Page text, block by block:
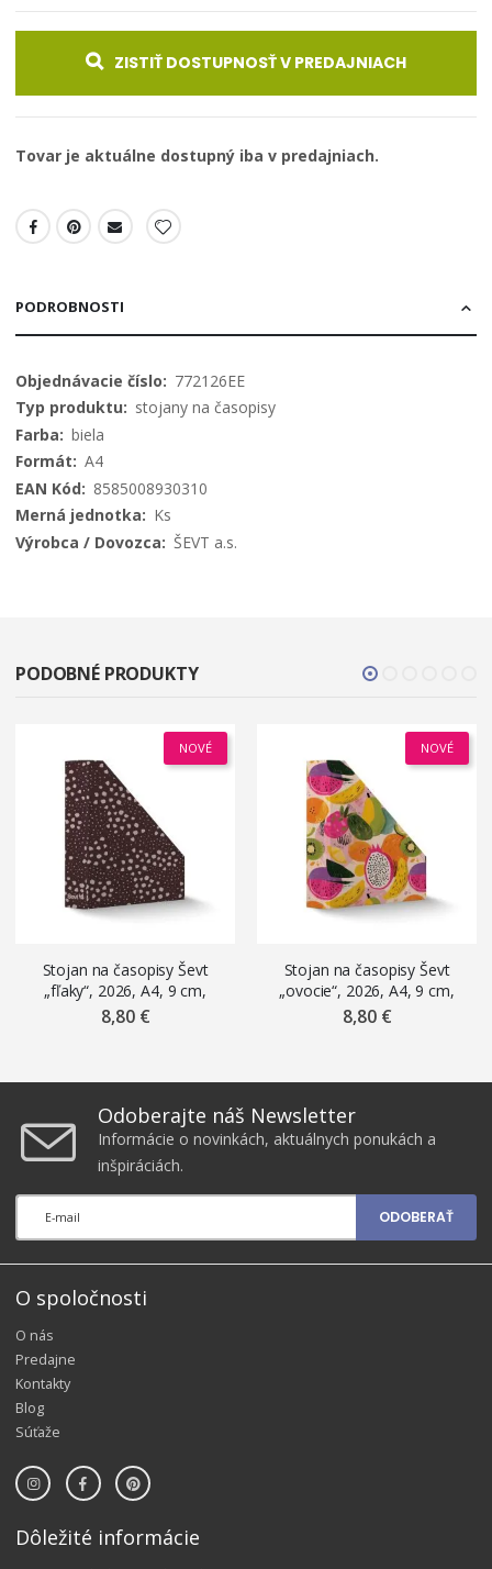
ZISTIŤ DOSTUPNOSŤ V PREDAJNIACH
Tovar je aktuálne dostupný iba v predajniach.
PODROBNOSTI
Viac
informácií
772126EE
stojany na časopisy
biela
A4
8585008930310
Ks
ŠEVT a.s.
PODOBNÉ PRODUKTY
NOVÉ
Stojan na časopisy Ševt
„fľaky“, 2026, A4, 9 cm,
laminovaný
8,80 €
NOVÉ
Stojan na časopisy Ševt
„ovocie“, 2026, A4, 9 cm,
laminovaný
8,80 €
Odoberajte náš Newsletter
Informácie o novinkách, aktuálnych ponukách a
inšpiráciách.
ODOBERAŤ
O spoločnosti
O nás
Predajne
Kontakty
Blog
Súťaže
Dôležité informácie